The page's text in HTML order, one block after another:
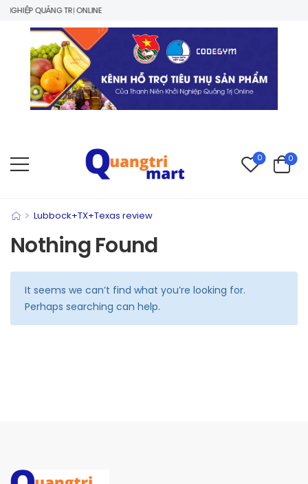
QUẢNG TRỊ ONLINE
0 0
> Lubbock+TX+Texas review
Nothing Found
It seems we can’t find what you’re looking for.
Perhaps searching can help.